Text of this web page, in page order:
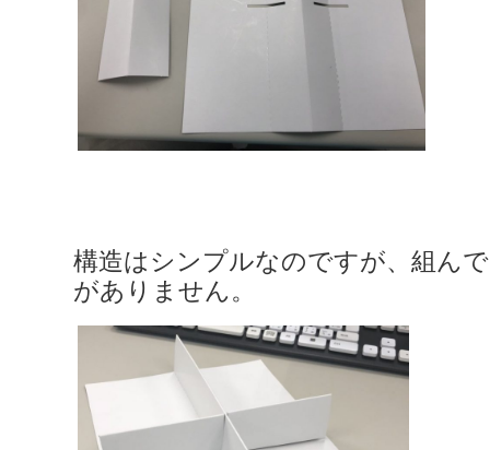
構造はシンプルなのですが、組ん
がありません。